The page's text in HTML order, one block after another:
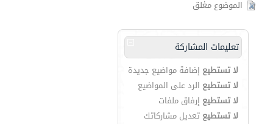
الموضوع مغلق
تعليمات المشاركة
لا تستطيع إضافة مواضيع جديدة
لا تستطيع الرد على المواضيع
لا تستطيع إرفاق ملفات
لا تستطيع تعديل مشاركاتك